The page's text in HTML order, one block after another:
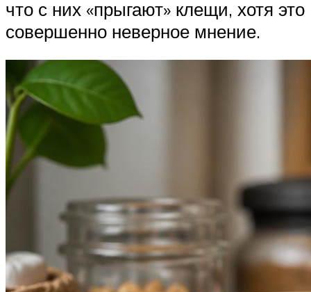
что с них «прыгают» клещи, хотя это
совершенно неверное мнение.